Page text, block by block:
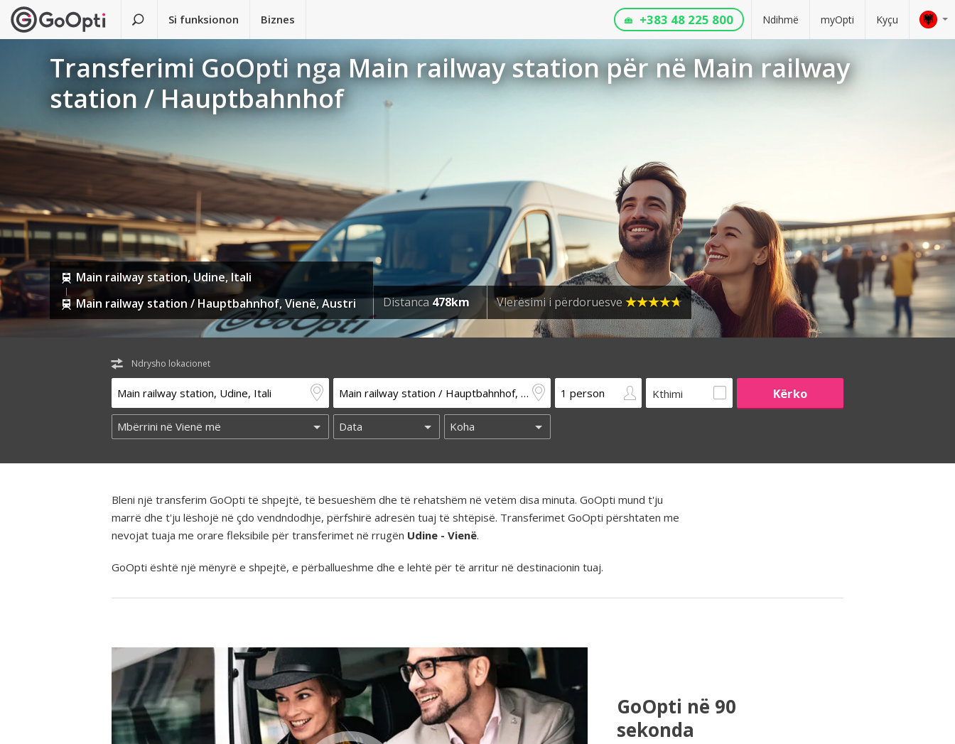
Si funksionon Biznes Ndihmë myOpti Kyçu
+383 48 225 800
Transferimi GoOpti nga Main railway station për në Main railway
station / Hauptbahnhof
Main railway station, Udine, Itali
Main railway station / Hauptbahnhof, Vienë, Austri
Distanca 478km Vlerësimi i përdoruesve
Ndrysho lokacionet
Kthimi
Bleni një transferim GoOpti të shpejtë, të besueshëm dhe të rehatshëm në vetëm disa minuta. GoOpti mund t'ju
marrë dhe t'ju lëshojë në çdo vendndodhje, përfshirë adresën tuaj të shtëpisë. Transferimet GoOpti përshtaten me
nevojat tuaja me orare fleksibile për transferimet në rrugën Udine - Vienë.
GoOpti është një mënyrë e shpejtë, e përballueshme dhe e lehtë për të arritur në destinacionin tuaj.
GoOpti në 90
sekonda